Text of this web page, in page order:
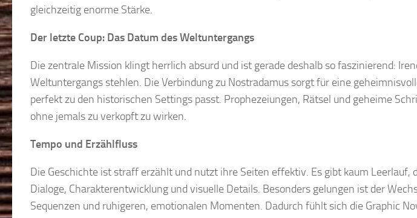
gleichzeitig enorme Stärke.
Der letzte Coup: Das Datum des Weltuntergangs
Die zentrale Mission klingt herrlich absurd und ist gerade deshalb so faszinierend:
Weltuntergangs stehlen. Die Verbindung zu Nostradamus sorgt für eine
perfekt zu den historischen Settings passt. Prophezeiungen, Rätsel und geheime
ohne jemals zu verkopft zu wirken.
Tempo und Erzählfluss
Die Geschichte ist straff erzählt und nutzt ihre Seiten effektiv. Es gibt kaum Leerlauf,
Dialoge, Charakterentwicklung und visuelle Details. Besonders gelungen ist der
Sequenzen und ruhigeren, emotionalen Momenten. Dadurch fühlt sich die Graphic